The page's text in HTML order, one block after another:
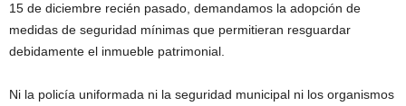
15 de diciembre recién pasado, demandamos la adopción de
medidas de seguridad mínimas que permitieran resguardar
debidamente el inmueble patrimonial.
Ni la policía uniformada ni la seguridad municipal ni los organismos